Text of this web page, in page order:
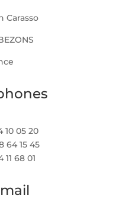
Carasso
10 05 20
64 15 45
11 68 01